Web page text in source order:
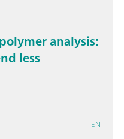
analysis:
less
EN